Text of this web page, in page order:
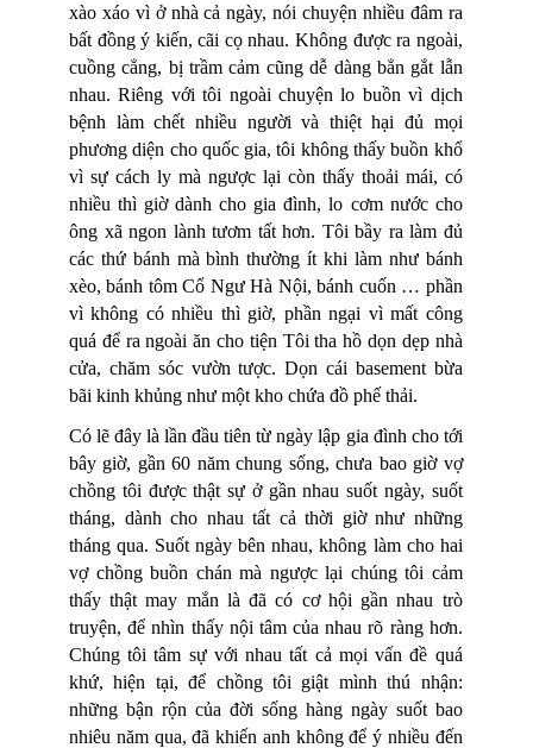
xào xáo vì ở nhà cả ngày, nói chuyện nhiều đâm ra
bất đồng ý kiến, cãi cọ nhau. Không được ra ngoài,
cuồng cẳng, bị trầm cảm cũng dễ dàng bẳn gắt lẫn
nhau. Riêng với tôi ngoài chuyện lo buồn vì dịch
bệnh làm chết nhiều người và thiệt hại đủ mọi
phương diện cho quốc gia, tôi không thấy buồn khổ
vì sự cách ly mà ngược lại còn thấy thoải mái, có
nhiều thì giờ dành cho gia đình, lo cơm nước cho
ông xã ngon lành tươm tất hơn. Tôi bầy ra làm đủ
các thứ bánh mà bình thường ít khi làm như bánh
xèo, bánh tôm Cổ Ngư Hà Nội, bánh cuốn … phần
vì không có nhiều thì giờ, phần ngại vì mất công
quá để ra ngoài ăn cho tiện Tôi tha hồ dọn dẹp nhà
cửa, chăm sóc vườn tược. Dọn cái basement bừa
bãi kinh khủng như một kho chứa đồ phế thải.
Có lẽ đây là lần đầu tiên từ ngày lập gia đình cho tới
bây giờ, gần 60 năm chung sống, chưa bao giờ vợ
chồng tôi được thật sự ở gần nhau suốt ngày, suốt
tháng, dành cho nhau tất cả thời giờ như những
tháng qua. Suốt ngày bên nhau, không làm cho hai
vợ chồng buồn chán mà ngược lại chúng tôi cảm
thấy thật may mắn là đã có cơ hội gần nhau trò
truyện, để nhìn thấy nội tâm của nhau rõ ràng hơn.
Chúng tôi tâm sự với nhau tất cả mọi vấn đề quá
khứ, hiện tại, để chồng tôi giật mình thú nhận:
những bận rộn của đời sống hàng ngày suốt bao
nhiêu năm qua, đã khiến anh không để ý nhiều đến